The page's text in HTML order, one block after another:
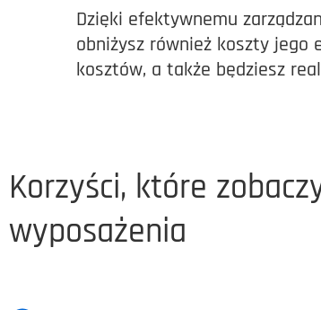
Dzięki efektywnemu
obniżysz również koszty
kosztów, a także będziesz
Korzyści, które
wyposażenia